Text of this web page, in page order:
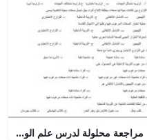
مراجعة محلولة لدرس علم الوراثة, (علوم) الثاني عشر العام